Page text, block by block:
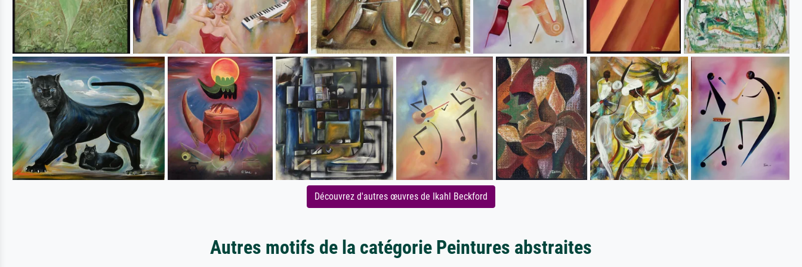
Découvrez d'autres œuvres de Ikahl Beckford
Autres motifs de la catégorie Peintures abstraites